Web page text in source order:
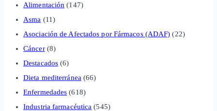
Alimentación (147)
Asma (11)
Asociación de Afectados por Fármacos (ADAF) (22)
Cáncer(8)
Destacados (6)
Dieta mediterránea (66)
Enfermedades (618)
Industria farmacéutica (545)